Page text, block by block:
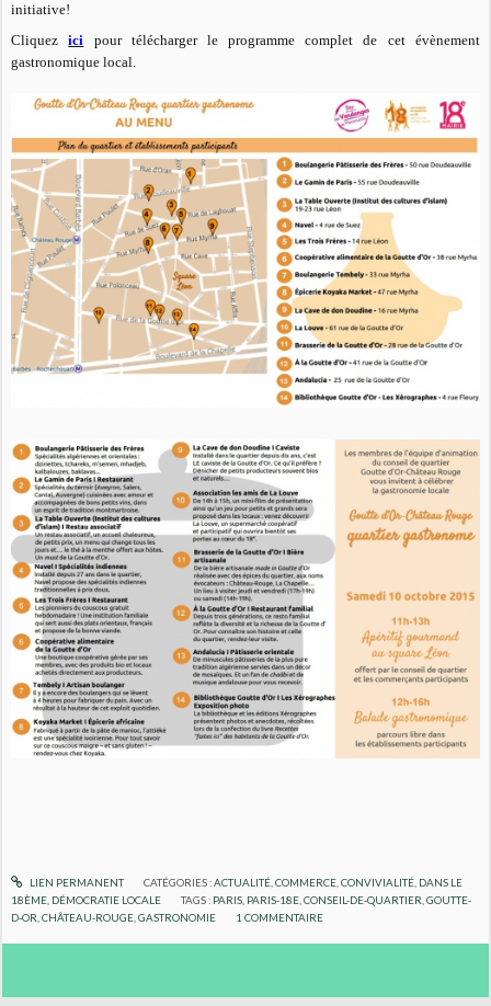
initiative!
Cliquezici pour télécharger le programme complet de cet évènement
gastronomique local.
LIEN PERMANENT CATÉGORIES :ACTUALITÉ, COMMERCE, CONVIVIALITÉ, DANS LE
18ÈME DÉMOCRATIE LOCALE TAGS : PARIS PARIS-18E ,CONSEIL-DE-QUARTIER ,GOUTTE-
D-OR ,CHÂTEAU-ROUGE ,GASTRONOMIE 1 COMMENTAIRE